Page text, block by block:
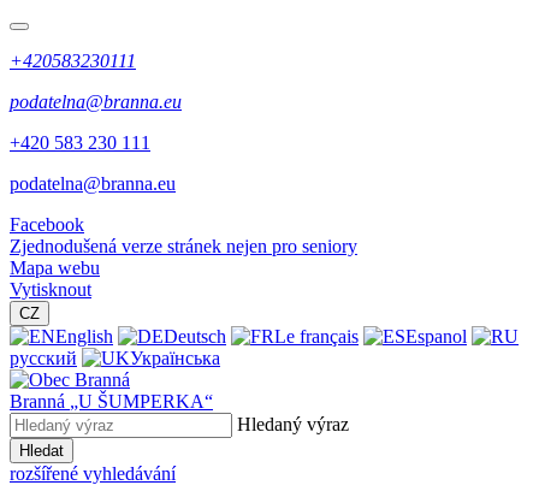
+420583230111
podatelna@branna.eu
+420 583 230 111
podatelna@branna.eu
Facebook
Zjednodušená verze stránek nejen pro seniory
Mapa webu
Vytisknout
CZ
English Deutsch Le français
Espanol
русский
Українська
Branná „U ŠUMPERKA“
Hledaný výraz
Hledat
rozšířené vyhledávání